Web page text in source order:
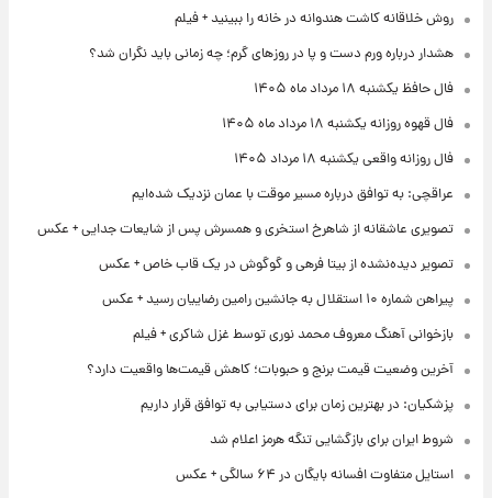
روش خلاقانه کاشت هندوانه در خانه را ببینید + فیلم
هشدار درباره ورم دست و پا در روزهای گرم؛ چه زمانی باید نگران شد؟
فال حافظ یکشنبه ۱۸ مرداد ماه ۱۴۰۵
فال قهوه روزانه یکشنبه ۱۸ مرداد ماه ۱۴۰۵
فال روزانه واقعی یکشنبه ۱۸ مرداد ۱۴۰۵
عراقچی: به توافق درباره مسیر موقت با عمان نزدیک شده‌ایم
تصویری عاشقانه از شاهرخ استخری و همسرش پس از شایعات جدایی + عکس
تصویر دیده‌نشده از بیتا فرهی و گوگوش در یک قاب خاص + عکس
پیراهن شماره ۱۰ استقلال به جانشین رامین رضاییان رسید + عکس
بازخوانی آهنگ معروف محمد نوری توسط غزل شاکری + فیلم
آخرین وضعیت قیمت برنج و حبوبات؛ کاهش قیمت‌ها واقعیت دارد؟
پزشکیان: در بهترین زمان برای دستیابی به توافق قرار داریم
شروط ایران برای بازگشایی تنگه هرمز اعلام شد
استایل متفاوت افسانه بایگان در ۶۴ سالگی + عکس